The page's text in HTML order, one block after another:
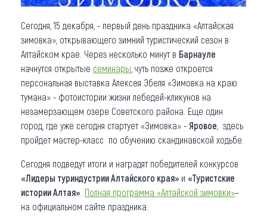
Сегодня, 15 декабря, - первый день праздника «Алтайская
зимовка», открывающего зимний туристический сезон в
Алтайском крае. Через несколько минут в Барнауле
начнутся открытые семинары , чуть позже откроется
персональная выставка Алексея Эбеля «Зимовка на краю
тумана» - фотоистории жизни лебедей-кликунов на
незамерзающем озере Советского района. Еще один
город, где уже сегодня стартует «Зимовка» - Яровое , здесь
пройдет мастер-класс по обучению скандинавской ходьбе.
Сегодня подведут итоги и наградят победителей конкурсов
«Лидеры туриндустрии Алтайского края» и «Туристские
истории Алтая» Полная программа «Алтайской зимовки»–
на официальном сайте праздника.